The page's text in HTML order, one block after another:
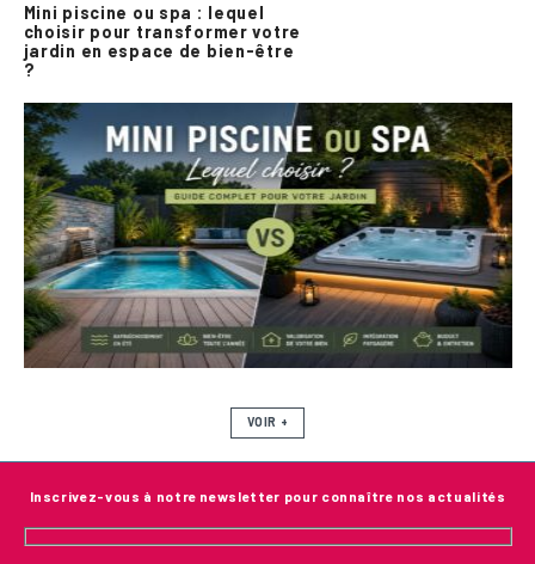
Mini piscine ou spa : lequel
choisir pour transformer votre
jardin en espace de bien-être
?
VOIR +
Inscrivez-vous à notre newsletter pour connaître nos actualités